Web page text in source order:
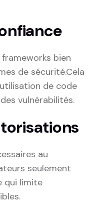
bien
de sécurité.Cela
de code
vulnérabilités.
au
seulement
qui⁤ limite